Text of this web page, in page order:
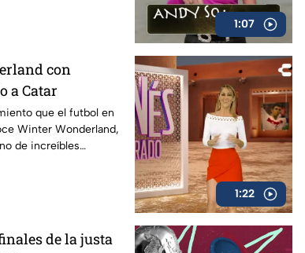
1:07
con
a Catar
que el futbol en
Winter Wonderland,
de increíbles
1:22
de la justa